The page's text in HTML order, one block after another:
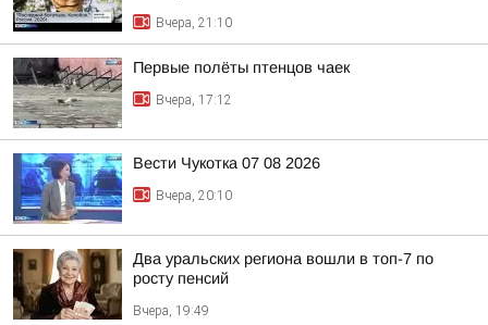
Вчера, 21:10
Первые полёты птенцов чаек
Вчера, 17:12
Вести Чукотка 07 08 2026
Вчера, 20:10
Два уральских региона вошли в топ-7 по
росту пенсий
Вчера, 19:49